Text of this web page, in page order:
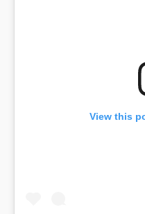
View this